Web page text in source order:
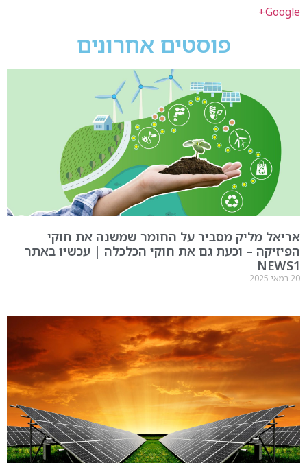
Google+
פוסטים אחרונים
אריאל מליק מסביר על החומר שמשנה את חוקי
הפיזיקה – וכעת גם את חוקי הכלכלה | עכשיו באתר
NEWS1
20 במאי 2025